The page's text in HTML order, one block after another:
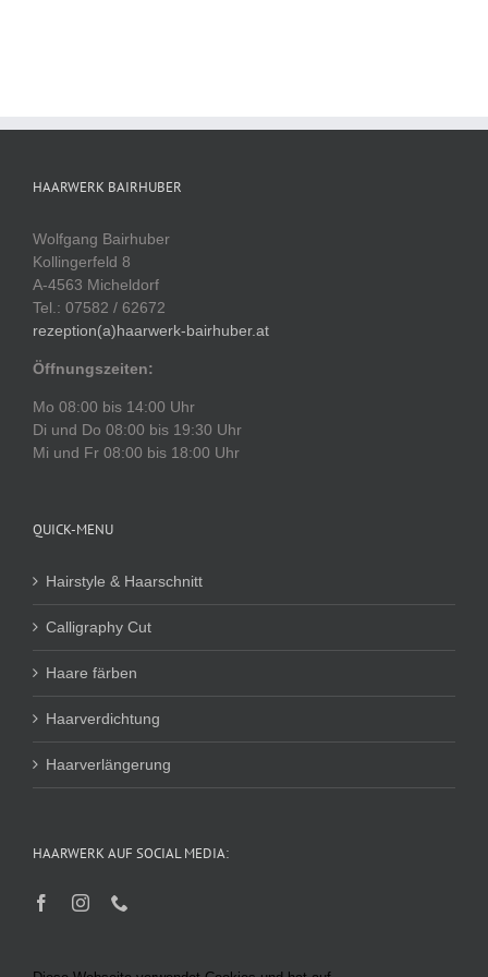
HAARWERK BAIRHUBER
Wolfgang Bairhuber
Kollingerfeld 8
A-4563 Micheldorf
Tel.: 07582 / 62672
rezeption(a)haarwerk-bairhuber.at
Öffnungszeiten:
Mo 08:00 bis 14:00 Uhr
Di und Do 08:00 bis 19:30 Uhr
Mi und Fr 08:00 bis 18:00 Uhr
QUICK-MENU
Hairstyle & Haarschnitt
Calligraphy Cut
Haare färben
Haarverdichtung
Haarverlängerung
HAARWERK AUF SOCIAL MEDIA: